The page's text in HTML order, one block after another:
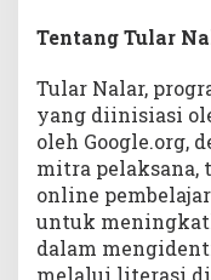
Tentang Tular
Tular Nalar,
yang diinisiasi
oleh Google.org,
mitra pelaksana,
online
untuk
dalam
melalui literasi